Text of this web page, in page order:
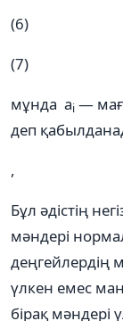
(6)
(7)
мұнда ai —
деп
,
Бұл әдістің
мәндері
деңгейлердің
үлкен емес
бірақ